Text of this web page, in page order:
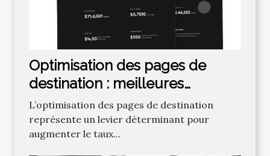
Optimisation des pages de
destination : meilleures
pratiques
L’optimisation des pages de destination
représente un levier déterminant pour
augmenter le taux...